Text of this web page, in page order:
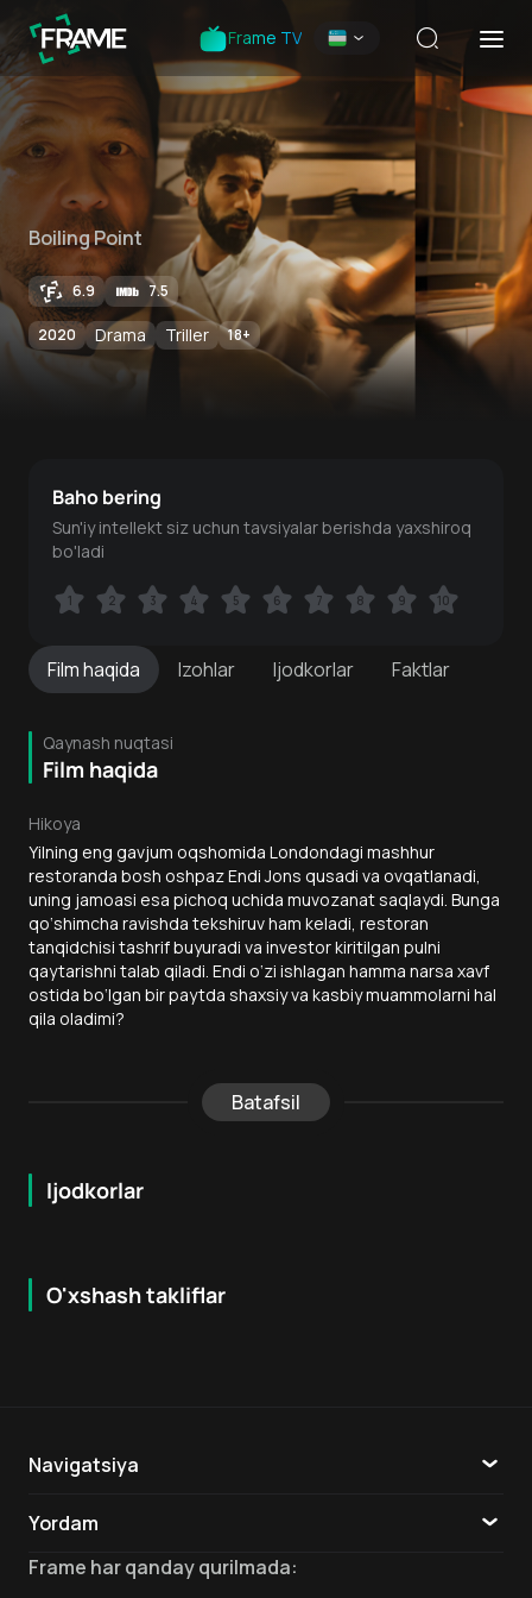
Frame TV
Boiling Point
6.9 7.5
2020 Drama Triller 18+
Filmhaqida Izohlar Ijodkorlar Faktlar
Qaynash nuqtasi
Film haqida
Hikoya
Yilning eng gavjum oqshomida Londondagi mashhur
restoranda bosh oshpaz Endi Jons qusadi va ovqatlanadi,
uning jamoasi esa pichoq uchida muvozanat saqlaydi. Bunga
qo‘shimcha ravishda tekshiruv ham keladi, restoran
tanqidchisi tashrif buyuradi va investor kiritilgan pulni
qaytarishni talab qiladi. Endi o‘zi ishlagan hamma narsa xavf
ostida bo‘lgan bir paytda shaxsiy va kasbiy muammolarni hal
qila oladimi?
Batafsil
Ijodkorlar
Baho bering
Sun'iy intellekt siz uchun tavsiyalar berishda yaxshiroq
bo'ladi
1 2 3 4 5 6 7 8 9 10
1 2 3 4 5 6 7 8 9 10
O'xshash takliflar
18 + 6.9
Navigatsiya
Yordam
Aloqa
Frame har qanday qurilmada: